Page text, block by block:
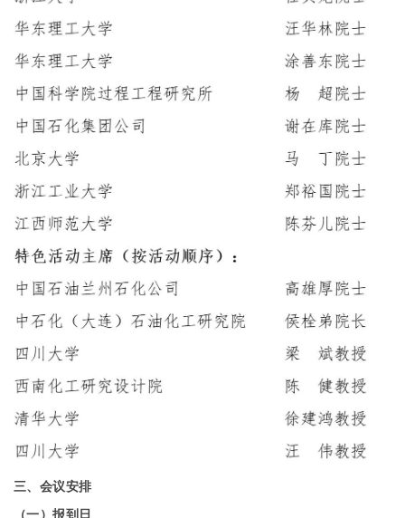
三、会议安排
（一）报到日